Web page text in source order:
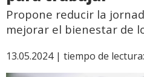
Propone reducir la
mejorar el bienestar de
13.05.2024 | tiempo de lectura: